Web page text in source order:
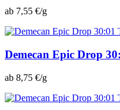
ab 7,55 €/g
Demecan Epic Drop
ab 8,75 €/g